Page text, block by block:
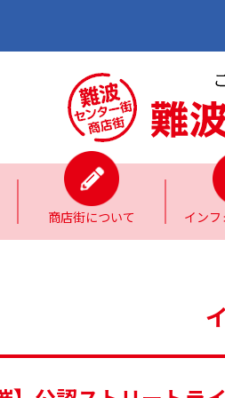
商店街について インフ